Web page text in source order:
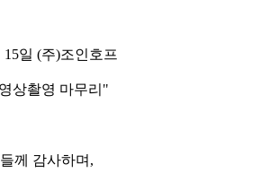
15일 (주)조인호프
상촬영 마무리"
께 감사하며,